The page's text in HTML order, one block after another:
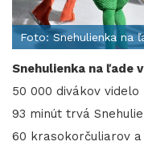
Foto: Snehulienka na
Snehulienka na ľade
50 000 divákov
93 minút trvá
60 krasokorčuliarov